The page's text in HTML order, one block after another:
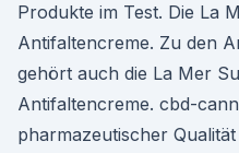
Produkte im Test. Die La
Antifaltencreme. Zu den
gehört auch die La Mer
Antifaltencreme. cbd-
pharmazeutischer